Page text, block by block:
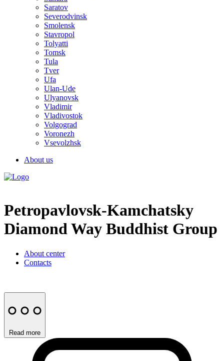
Saratov
Severodvinsk
Smolensk
Stavropol
Tolyatti
Tomsk
Tula
Tver
Ufa
Ulan-Ude
Ulyanovsk
Vladimir
Vladivostok
Volgograd
Voronezh
Vsevolzhsk
About us
Petropavlovsk-Kamchatsky
Diamond Way Buddhist Group
About center
Contacts
Read more